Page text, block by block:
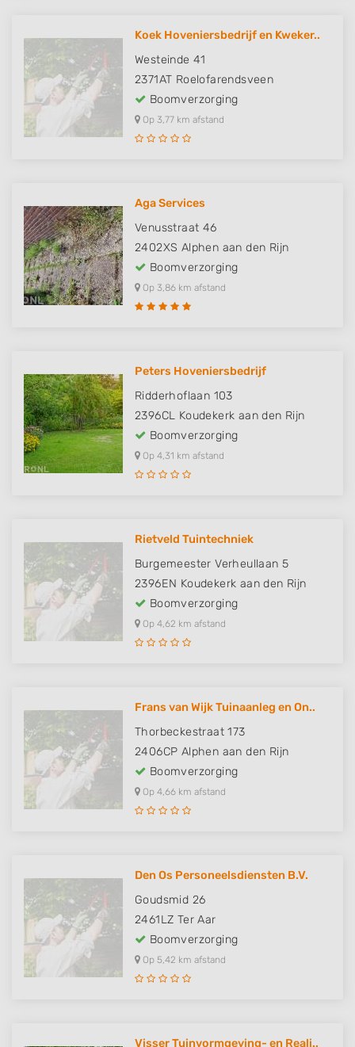
Koek Hoveniersbedrijf en Kweker..
Westeinde 41
2371AT Roelofarendsveen
Boomverzorging
Op 3,77 km afstand
Aga Services
Venusstraat 46
2402XS Alphen aan den Rijn
Boomverzorging
Op 3,86 km afstand
Peters Hoveniersbedrijf
Ridderhoflaan 103
2396CL Koudekerk aan den Rijn
Boomverzorging
Op 4,31 km afstand
Rietveld Tuintechniek
Burgemeester Verheullaan 5
2396EN Koudekerk aan den Rijn
Boomverzorging
Op 4,62 km afstand
Frans van Wijk Tuinaanleg en On..
Thorbeckestraat 173
2406CP Alphen aan den Rijn
Boomverzorging
Op 4,66 km afstand
Den Os Personeelsdiensten B.V.
Goudsmid 26
2461LZ Ter Aar
Boomverzorging
Op 5,42 km afstand
Visser Tuinvormgeving- en Reali..